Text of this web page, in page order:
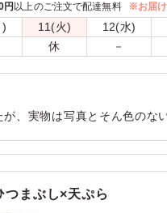
ィブルフラワーのため、お召
め、サラダのエディブルフラ
めご了承ください。
円 以上のご注文で配達無料 ※お届け
) 11(火) 12(水)
休 －
、実物は写真とそん色のな
つまぶし×天ぷら